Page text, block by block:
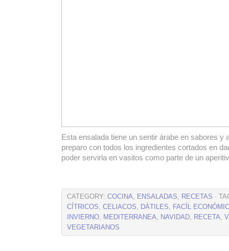
Esta ensalada tiene un sentir árabe en sabores y
preparo con todos los ingredientes cortados en
poder servirla en vasitos como parte de un
CATEGORY: COCINA, ENSALADAS, RECETAS ·
CÍTRICOS, CELIACOS, DÁTILES, FACÍL
INVIERNO, MEDITERRANEA, NAVIDAD, RECETA,
VEGETARIANOS